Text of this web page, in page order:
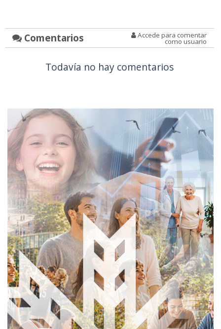
Comentarios Accede para comentar
como usuario
Todavía no hay comentarios